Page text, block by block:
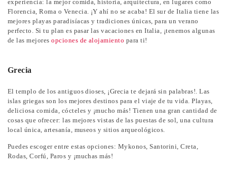
experiencia: la mejor comida, historia, arquitectura, en lugares como
Florencia, Roma o Venecia. ¡Y ahí no se acaba! El sur de Italia tiene las
mejores playas paradisíacas y tradiciones únicas, para un verano
perfecto. Si tu plan es pasar las vacaciones en Italia, ¡tenemos algunas
de las mejoresopciones de alojamiento para ti!
Grecia
El templo de los antiguos dioses, ¡Grecia te dejará sin palabras!. Las
islas griegas son los mejores destinos para el viaje de tu vida. Playas,
deliciosa comida, cócteles y ¡mucho más! Tienen una gran cantidad de
cosas que ofrecer: las mejores vistas de las puestas de sol, una cultura
local única, artesanía, museos y sitios arqueológicos.
Puedes escoger entre estas opciones: Mykonos, Santorini, Creta,
Rodas, Corfú, Paros y ¡muchas más!